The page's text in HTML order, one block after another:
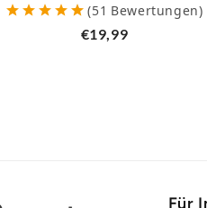
(51 Bewertungen)
€19,99
Für